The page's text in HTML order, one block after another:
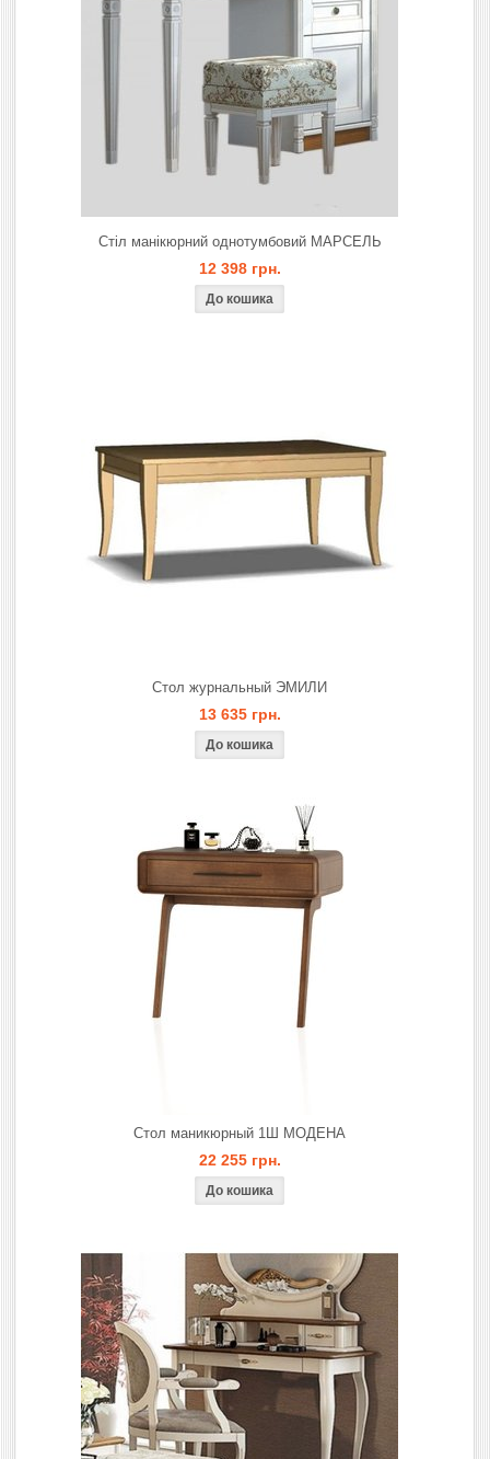
Стіл манікюрний однотумбовий МАРСЕЛЬ
12 398 грн.
Стол журнальный ЭМИЛИ
13 635 грн.
Стол маникюрный 1Ш МОДЕНА
22 255 грн.